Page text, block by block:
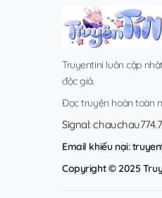
Truyentini luôn cập
độc giả.
Đọc truyện hoàn toàn
Signal:
Email khiếu nại:
Copyright © 2025